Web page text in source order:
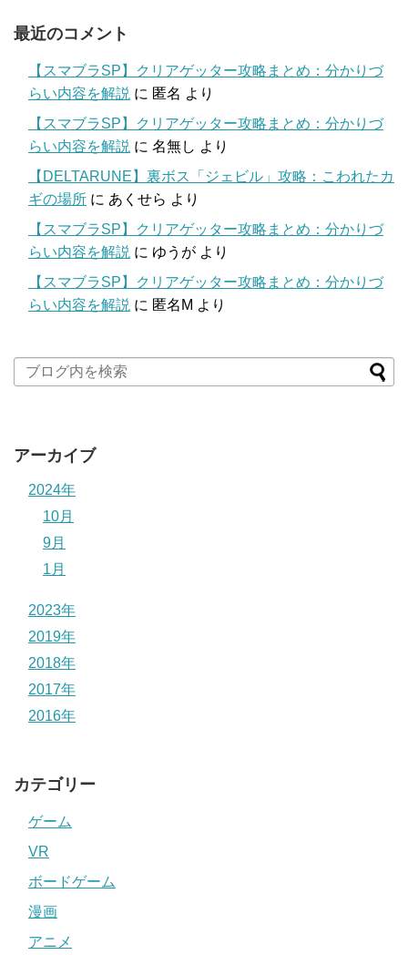
最近のコメント
【スマブラSP】クリアゲッター攻略まとめ：分かりづ
らい内容を解説 に 匿名 より
【スマブラSP】クリアゲッター攻略まとめ：分かりづ
らい内容を解説 に 名無し より
【DELTARUNE】裏ボス「ジェビル」攻略：こわれたカ
ギの場所 に あくせら より
【スマブラSP】クリアゲッター攻略まとめ：分かりづ
らい内容を解説 に ゆうが より
【スマブラSP】クリアゲッター攻略まとめ：分かりづ
らい内容を解説 に 匿名M より
アーカイブ
2024年
10月
9月
1月
2023年
2019年
2018年
2017年
2016年
カテゴリー
ゲーム
VR
ボードゲーム
漫画
アニメ